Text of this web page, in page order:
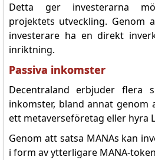
Detta ger investerarna
projektets utveckling. Genom
investerare ha en direkt
inriktning.
Passiva inkomster
Decentraland erbjuder flera
inkomster, bland annat genom
ett metaverseföretag eller hyra
Genom att satsa MANAs kan
i form av ytterligare MANA-